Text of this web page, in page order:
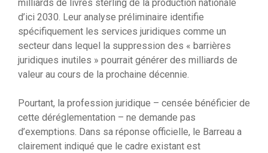
milliards de livres sterling de la production nationale
d’ici 2030. Leur analyse préliminaire identifie
spécifiquement les services juridiques comme un
secteur dans lequel la suppression des « barrières
juridiques inutiles » pourrait générer des milliards de
valeur au cours de la prochaine décennie.
Pourtant, la profession juridique – censée bénéficier de
cette déréglementation – ne demande pas
d’exemptions. Dans sa réponse officielle, le Barreau a
clairement indiqué que le cadre existant est